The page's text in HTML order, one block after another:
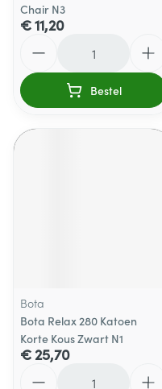
Chair N3
€ 11,20
Bestel
Bota
Bota Relax 280 Katoen
Korte Kous Zwart N1
€ 25,70